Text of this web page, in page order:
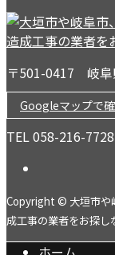
〒501-0417 岐阜
Googleマップで
TEL 058-216-
Copyright © 大垣市や
成工事の業者をお探